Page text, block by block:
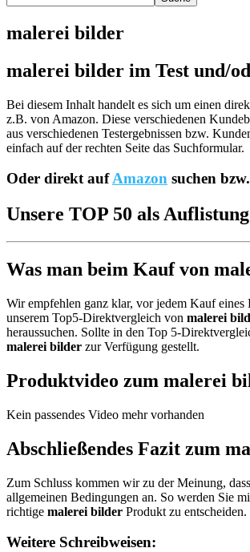
malerei bilder
malerei bilder im Test und/
Bei diesem Inhalt handelt es sich um einen
z.B. von Amazon. Diese verschiedenen
aus verschiedenen Testergebnissen bzw.
einfach auf der rechten Seite das Suchformular.
Oder direkt aufAmazon suchen
Unsere TOP 50 als
Was man beim Kauf von
Wir empfehlen ganz klar, vor jedem Kauf
unserem Top5-Direktvergleich von malerei
heraussuchen. Sollte in den Top 5-
malerei bilder zur Verfügung gestellt.
Produktvideo zum malerei
Kein passendes Video mehr vorhanden
Abschließendes Fazit zum
Zum Schluss kommen wir zu der Meinung,
allgemeinen Bedingungen an. So werden Sie
richtige malerei bilder Produkt zu entscheiden.
Weitere Schreibweisen: